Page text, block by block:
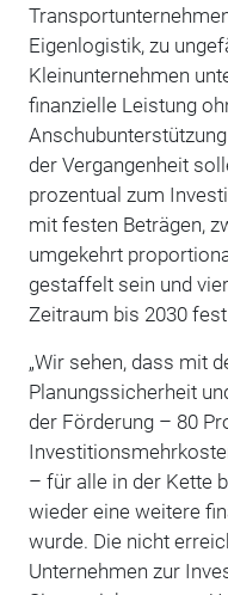
Eigenlogistik, zu
Kleinunternehmen
finanzielle Leistung
der Vergangenheit
prozentual zum
mit festen Beträgen,
umgekehrt
gestaffelt sein und
Zeitraum bis 2030
„Wir sehen, dass mit
Planungssicherheit
der Förderung – 80
– für alle in der Kette
wieder eine weitere
wurde. Die nicht
Unternehmen zur